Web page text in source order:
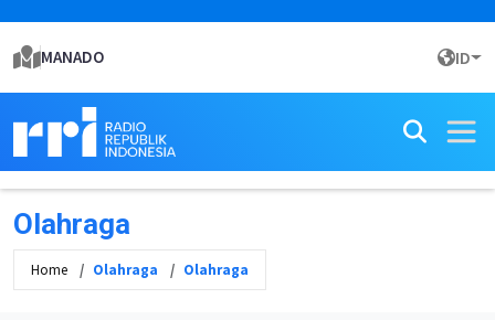
MANADO ID
Olahraga
Home Olahraga Olahraga